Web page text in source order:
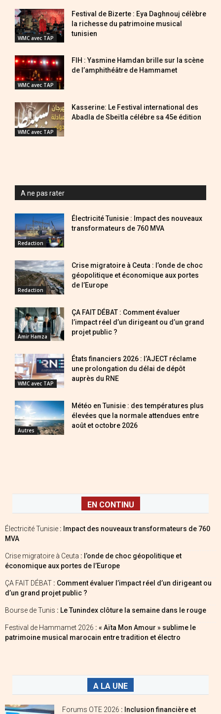
WMC avec TAP
Festival de Bizerte : Eya Daghnouj célèbre
la richesse du patrimoine musical
tunisien
WMC avec TAP
FIH : Yasmine Hamdan brille sur la scène
de l’amphithéâtre de Hammamet
WMC avec TAP
Kasserine: Le Festival international des
Abadla de Sbeïtla célébre sa 45e édition
A ne pas rater
Redaction
Électricité Tunisie : Impact des nouveaux
transformateurs de 760 MVA
Redaction
Crise migratoire à Ceuta : l’onde de choc
géopolitique et économique aux portes
de l’Europe
Amir Hamza
ÇA FAIT DÉBAT : Comment évaluer
l’impact réel d’un dirigeant ou d’un grand
projet public ?
WMC avec TAP
États financiers 2026 : l’AJECT réclame
une prolongation du délai de dépôt
auprès du RNE
Autres
Météo en Tunisie : des températures plus
élevées que la normale attendues entre
août et octobre 2026
EN CONTINU
Électricité Tunisie : Impact des nouveaux transformateurs de 760
MVA
Crise migratoire à Ceuta : l’onde de choc géopolitique et
économique aux portes de l’Europe
ÇA FAIT DÉBAT : Comment évaluer l’impact réel d’un dirigeant ou
d’un grand projet public ?
Bourse de Tunis : Le Tunindex clôture la semaine dans le rouge
Festival de Hammamet 2026 : « Aïta Mon Amour » sublime le
patrimoine musical marocain entre tradition et électro
A LA UNE
Forums OTE 2026 : Inclusion financière et